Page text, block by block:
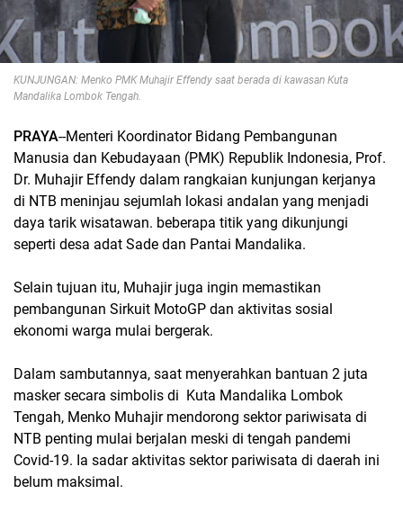
KUNJUNGAN: Menko PMK Muhajir Effendy saat berada di kawasan Kuta
Mandalika Lombok Tengah.
PRAYA--Menteri Koordinator Bidang Pembangunan
Manusia dan Kebudayaan (PMK) Republik Indonesia, Prof.
Dr. Muhajir Effendy dalam rangkaian kunjungan kerjanya
di NTB meninjau sejumlah lokasi andalan yang menjadi
daya tarik wisatawan. beberapa titik yang dikunjungi
seperti desa adat Sade dan Pantai Mandalika.
Selain tujuan itu, Muhajir juga ingin memastikan
pembangunan Sirkuit MotoGP dan aktivitas sosial
ekonomi warga mulai bergerak.
Dalam sambutannya, saat menyerahkan bantuan 2 juta
masker secara simbolis di Kuta Mandalika Lombok
Tengah, Menko Muhajir mendorong sektor pariwisata di
NTB penting mulai berjalan meski di tengah pandemi
Covid-19. Ia sadar aktivitas sektor pariwisata di daerah ini
belum maksimal.